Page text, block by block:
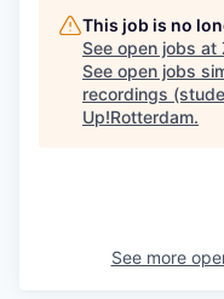
This job is no
See open jobs at
See open jobs
recordings
Up!Rotterdam.
See more